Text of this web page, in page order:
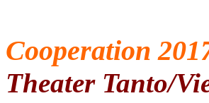
Cooperation
Theater Tanto/